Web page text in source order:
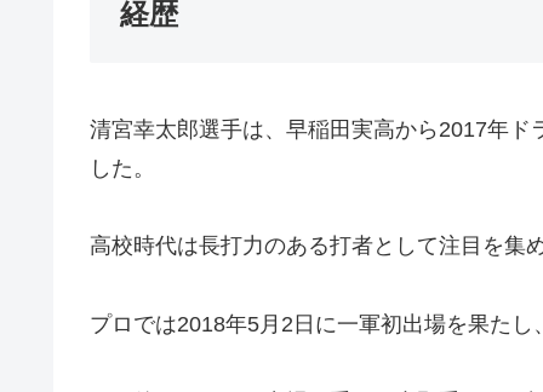
経歴
清宮幸太郎選手は、早稲田実高から2017年
した。
高校時代は長打力のある打者として注目を集
プロでは2018年5月2日に一軍初出場を果た